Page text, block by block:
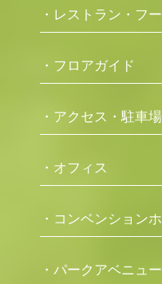
・レストラン・フ
・フロアガイド
・アクセス・駐車場
・オフィス
・コンベンション
・パークアベニュー